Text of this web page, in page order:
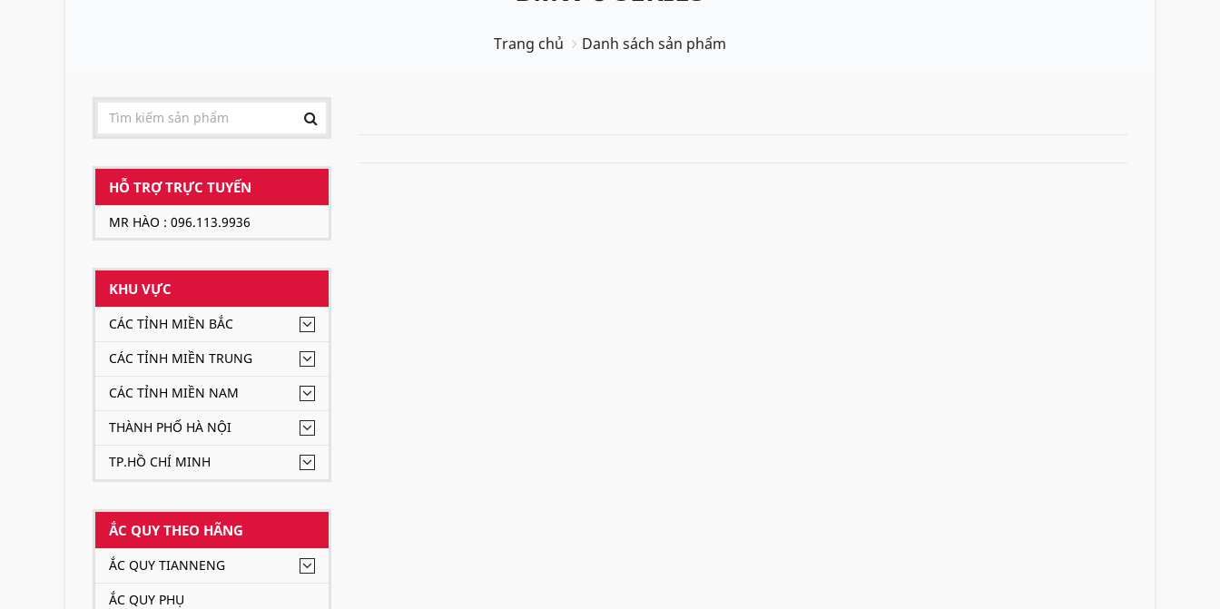
Trang chủ Danh sách sản phẩm
HỖ TRỢ TRỰC TUYẾN
MR HÀO : 096.113.9936
KHU VỰC
CÁC TỈNH MIỀN BẮC
CÁC TỈNH MIỀN TRUNG
CÁC TỈNH MIỀN NAM
THÀNH PHỐ HÀ NỘI
TP.HỒ CHÍ MINH
ẮC QUY THEO HÃNG
ẮC QUY TIANNENG
ẮC QUY PHỤ